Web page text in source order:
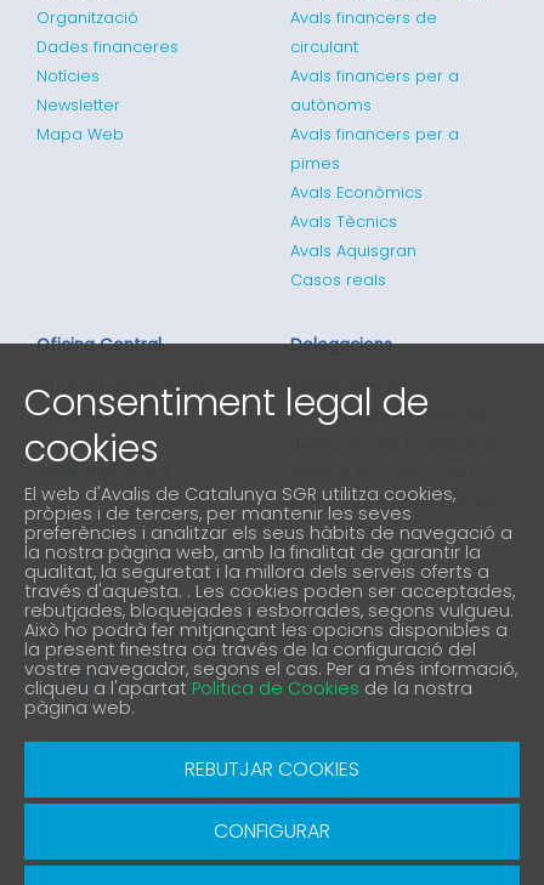
Organització
Dades financeres
Notícies
Newsletter
Mapa Web
Avals financers de
circulant
Avals financers per a
autònoms
Avals financers per a
pimes
Avals Econòmics
Avals Tècnics
Avals Aquisgran
Casos reals
Oficina Central
Gran via de les Corts
Catalanes 635
4ª planta
93 298 02 60
informacio@avalis.cat
Delegacions
Tenim delegats
comercials a Tarragona,
comercial cobreix tots els
punts de Catalunya
901 900 214
Forma part de la nostra comunitat
Política de Cookies
Canal denúncia
Consentiment legal de
cookies
El web d'Avalis de Catalunya SGR utilitza cookies,
pròpies i de tercers, per mantenir les seves
preferències i analitzar els seus hàbits de navegació a
la nostra pàgina web, amb la finalitat de garantir la
qualitat, la seguretat i la millora dels serveis oferts a
través d'aquesta. . Les cookies poden ser acceptades,
rebutjades, bloquejades i esborrades, segons vulgueu.
Això ho podrà fer mitjançant les opcions disponibles a
la present finestra oa través de la configuració del
vostre navegador, segons el cas. Per a més informació,
cliqueu a l'apartat Politica de Cookies de la nostra
pàgina web.
REBUTJAR COOKIES
CONFIGURAR